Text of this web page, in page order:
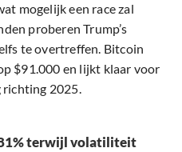
mogelijk een race zal
proberen Trump’s
te overtreffen. Bitcoin
$91.000 en lijkt klaar voor
richting 2025.
terwijl volatiliteit